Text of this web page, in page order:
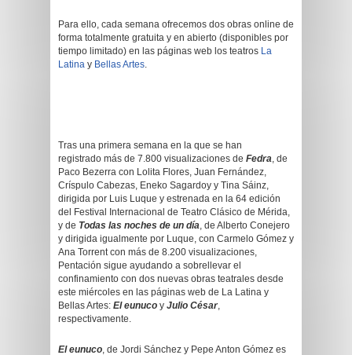
Para ello, cada semana ofrecemos dos obras online de
forma totalmente gratuita y en abierto (disponibles por
tiempo limitado) en las páginas web los teatros La
Latina y Bellas Artes.
Tras una primera semana en la que se han
registrado más de 7.800 visualizaciones de Fedra, de
Paco Bezerra con Lolita Flores, Juan Fernández,
Críspulo Cabezas, Eneko Sagardoy y Tina Sáinz,
dirigida por Luis Luque y estrenada en la 64 edición
del Festival Internacional de Teatro Clásico de Mérida,
y de Todas las noches de un día, de Alberto Conejero
y dirigida igualmente por Luque, con Carmelo Gómez y
Ana Torrent con más de 8.200 visualizaciones,
Pentación sigue ayudando a sobrellevar el
confinamiento con dos nuevas obras teatrales desde
este miércoles en las páginas web de La Latina y
Bellas Artes: El eunuco y Julio César,
respectivamente.
El eunuco, de Jordi Sánchez y Pepe Anton Gómez es